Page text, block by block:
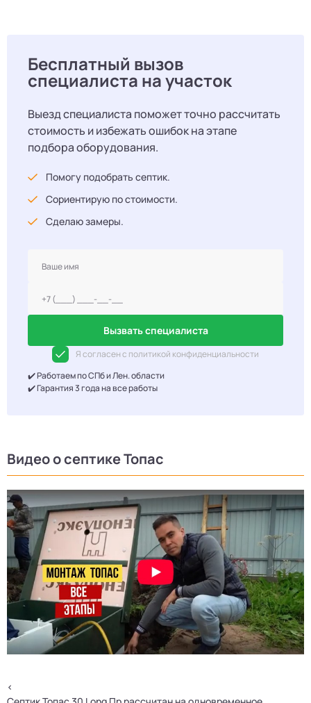
Бесплатный вызов
специалиста на участок
Выезд специалиста поможет точно рассчитать
стоимость и избежать ошибок на этапе
подбора оборудования.
Помогу подобрать септик.
Сориентирую по стоимости.
Сделаю замеры.
Вызвать специалиста
Я согласен с политикой конфиденциальности
✔️ Работаем по СПб и Лен. области
✔️ Гарантия 3 года на все работы
Видео о септике Топас
<